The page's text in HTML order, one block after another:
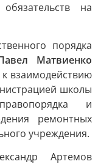
на
порядка
Матвиенко
к взаимодействию
школы
и
ремонтных
учреждения.
Артемов